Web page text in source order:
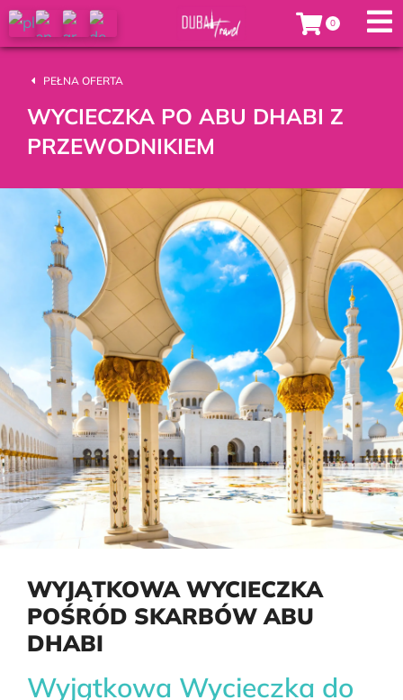
PEŁNA OFERTA
WYCIECZKA PO ABU DHABI Z
PRZEWODNIKIEM
WYJĄTKOWA WYCIECZKA
POŚRÓD SKARBÓW ABU
DHABI
Wyjątkowa Wycieczka do